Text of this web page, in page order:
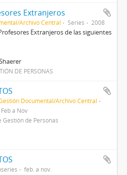
Extranjeros
Archivo Central Series 2008
Extranjeros de las siguientes
DE PERSONAS
Documental/Archivo Central
Feb a Nov
Gestión de Personas
feb. a nov.